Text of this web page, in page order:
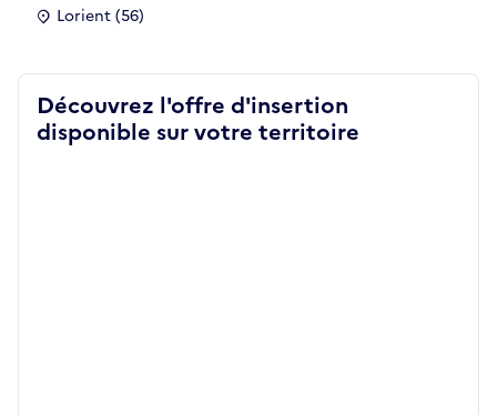
Lorient (56)
Découvrez l'offre d'insertion
disponible sur votre territoire